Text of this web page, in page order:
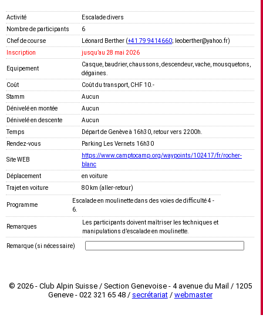
Activité
Escalade divers
Nombre de participants
6
Chef de course
Léonard Berther (+41 79 9414660; leoberther@yahoo.fr)
Inscription
jusquʼau 28 mai 2026
Equipement
Casque, baudrier, chaussons, descendeur, vache, mousquetons,
dégaines.
Coût
Coût du transport, CHF 10.-
Stamm
Aucun
Dénivelé en montée
Aucun
Dénivelé en descente
Aucun
Temps
Départ de Genève à 16h30, retour vers 2200h.
Rendez-vous
Parking Les Vernets 16h30
Site WEB
https://www.camptocamp.org/waypoints/102417/fr/rocher-
blanc
Déplacement
en voiture
Trajet en voiture
80 km (aller-retour)
Programme
Escalade en moulinette dans des voies de difficulté 4 -
6.
Remarques
Les participants doivent maîtriser les techniques et
manipulations d’escalade en moulinette.
Remarque (si nécessaire)
© 2026 - Club Alpin Suisse / Section Genevoise - 4 avenue du Mail / 1205
Geneve - 022 321 65 48 / secrétariat/ webmaster